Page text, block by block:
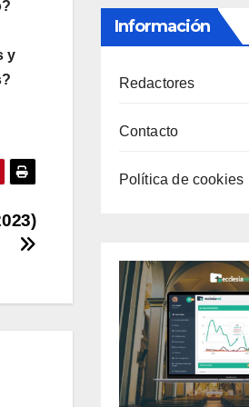
y
Información
Redactores
Contacto
Política de cookies